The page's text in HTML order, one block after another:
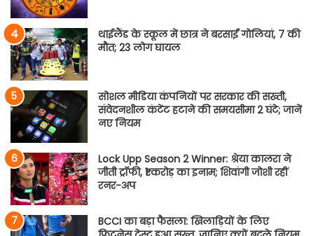
थाईलैंड के स्कूल में छात्र ने बरसाईं गोलियां, 7 की
मौत; 23 लोग घायल
सोशल मीडिया कंपनियों पर सरकार की सख्ती,
संवेदनशील कंटेंट हटाने की समयसीमा 2 घंटे; जानें
नए नियम
Lock Upp Season 2 Winner: श्रेया कालरा ने
जीती ट्रॉफी, ₹1 करोड़ का इनाम; शिवांगी जोशी रहीं
रनर-अप
BCCI का बड़ा फैसला: खिलाड़ियों के लिए